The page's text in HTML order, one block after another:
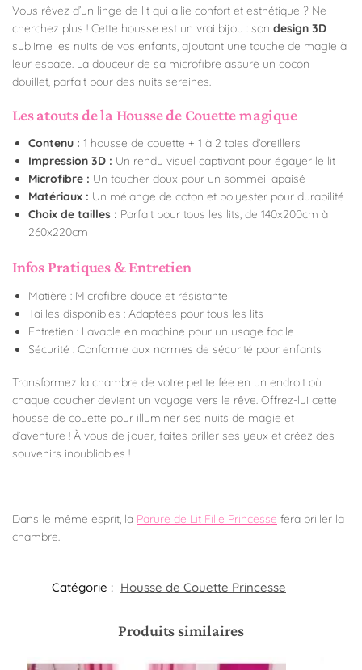
Vous rêvez d’un linge de lit qui allie confort et esthétique ? Ne
cherchez plus ! Cette housse est un vrai bijou : son design 3D
sublime les nuits de vos enfants, ajoutant une touche de magie à
leur espace. La douceur de sa microfibre assure un cocon
douillet, parfait pour des nuits sereines.
Les atouts de la Housse de Couette magique
Contenu : 1 housse de couette + 1 à 2 taies d’oreillers
Impression 3D : Un rendu visuel captivant pour égayer le lit
Microfibre : Un toucher doux pour un sommeil apaisé
Matériaux : Un mélange de coton et polyester pour durabilité
Choix de tailles : Parfait pour tous les lits, de 140x200cm à
260x220cm
Infos Pratiques & Entretien
Matière : Microfibre douce et résistante
Tailles disponibles : Adaptées pour tous les lits
Entretien : Lavable en machine pour un usage facile
Sécurité : Conforme aux normes de sécurité pour enfants
Transformez la chambre de votre petite fée en un endroit où
chaque coucher devient un voyage vers le rêve. Offrez-lui cette
housse de couette pour illuminer ses nuits de magie et
d’aventure ! À vous de jouer, faites briller ses yeux et créez des
souvenirs inoubliables !
Dans le même esprit, la Parure de Lit Fille Princesse fera briller la
chambre.
Catégorie : Housse de Couette Princesse
Produits similaires